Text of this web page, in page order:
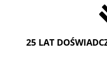
25 LAT